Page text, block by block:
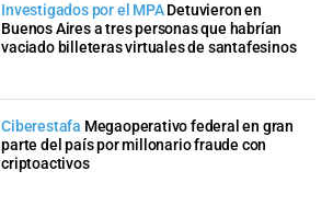
Investigados por el MPA Detuvieron en
Buenos Aires a tres personas que habrían
vaciado billeteras virtuales de santafesinos
Ciberestafa Megaoperativo federal en gran
parte del país por millonario fraude con
criptoactivos